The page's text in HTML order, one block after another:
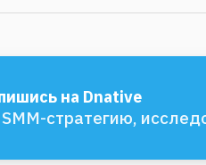
на Dnative
стратегию,